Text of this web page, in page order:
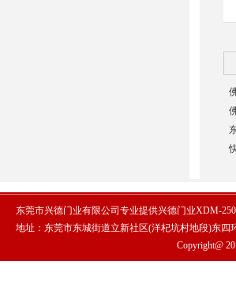
东莞市兴德门业有限公司专业提供兴德门业XDM-
地址：东莞市东城街道立新社区(洋杞坑村地段)东四
Copyright@